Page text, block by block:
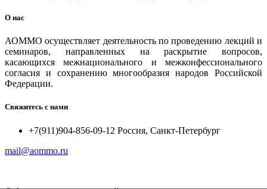
О нас
АОММО осуществляет деятельность по проведению лекций и
семинаров, направленных на раскрытие вопросов,
касающихся межнационального и межконфессионального
согласия и сохранению многообразия народов Российской
Федерации.
Свяжитесь с нами
+7(911)904-856-09-12 Россия, Санкт-Петербург
mail@aommo.ru